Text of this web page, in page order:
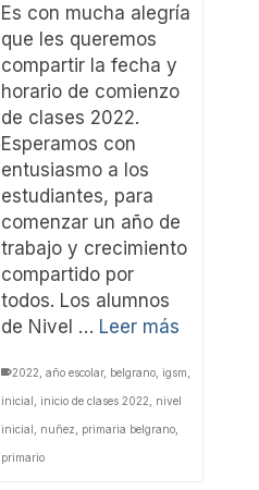
Es con mucha alegría
que les queremos
compartir la fecha y
horario de comienzo
de clases 2022.
Esperamos con
entusiasmo a los
estudiantes, para
comenzar un año de
trabajo y crecimiento
compartido por
todos. Los alumnos
de Nivel … Leer más
2022 año escolar, belgrano igsm
inicial inicio de clases 2022 nivel
inicial nuñez primaria belgrano
primario